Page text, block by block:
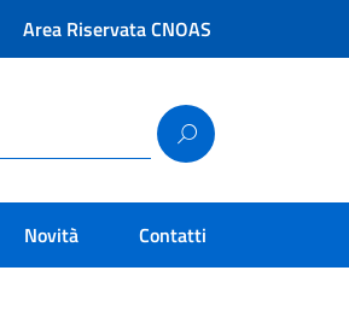
Area Riservata CNOAS
Novità Contatti